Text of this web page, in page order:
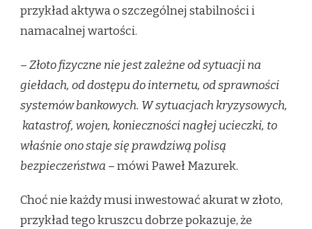
przykład aktywa o szczególnej stabilności i
namacalnej wartości.
–Złoto fizyczne nie jest zależne od sytuacji na
giełdach, od dostępu do internetu, od sprawności
systemów bankowych. W sytuacjach kryzysowych,
katastrof, wojen, konieczności nagłej ucieczki, to
właśnie ono staje się prawdziwą polisą
bezpieczeństwa – mówi Paweł Mazurek.
Choć nie każdy musi inwestować akurat w złoto,
przykład tego kruszcu dobrze pokazuje, że